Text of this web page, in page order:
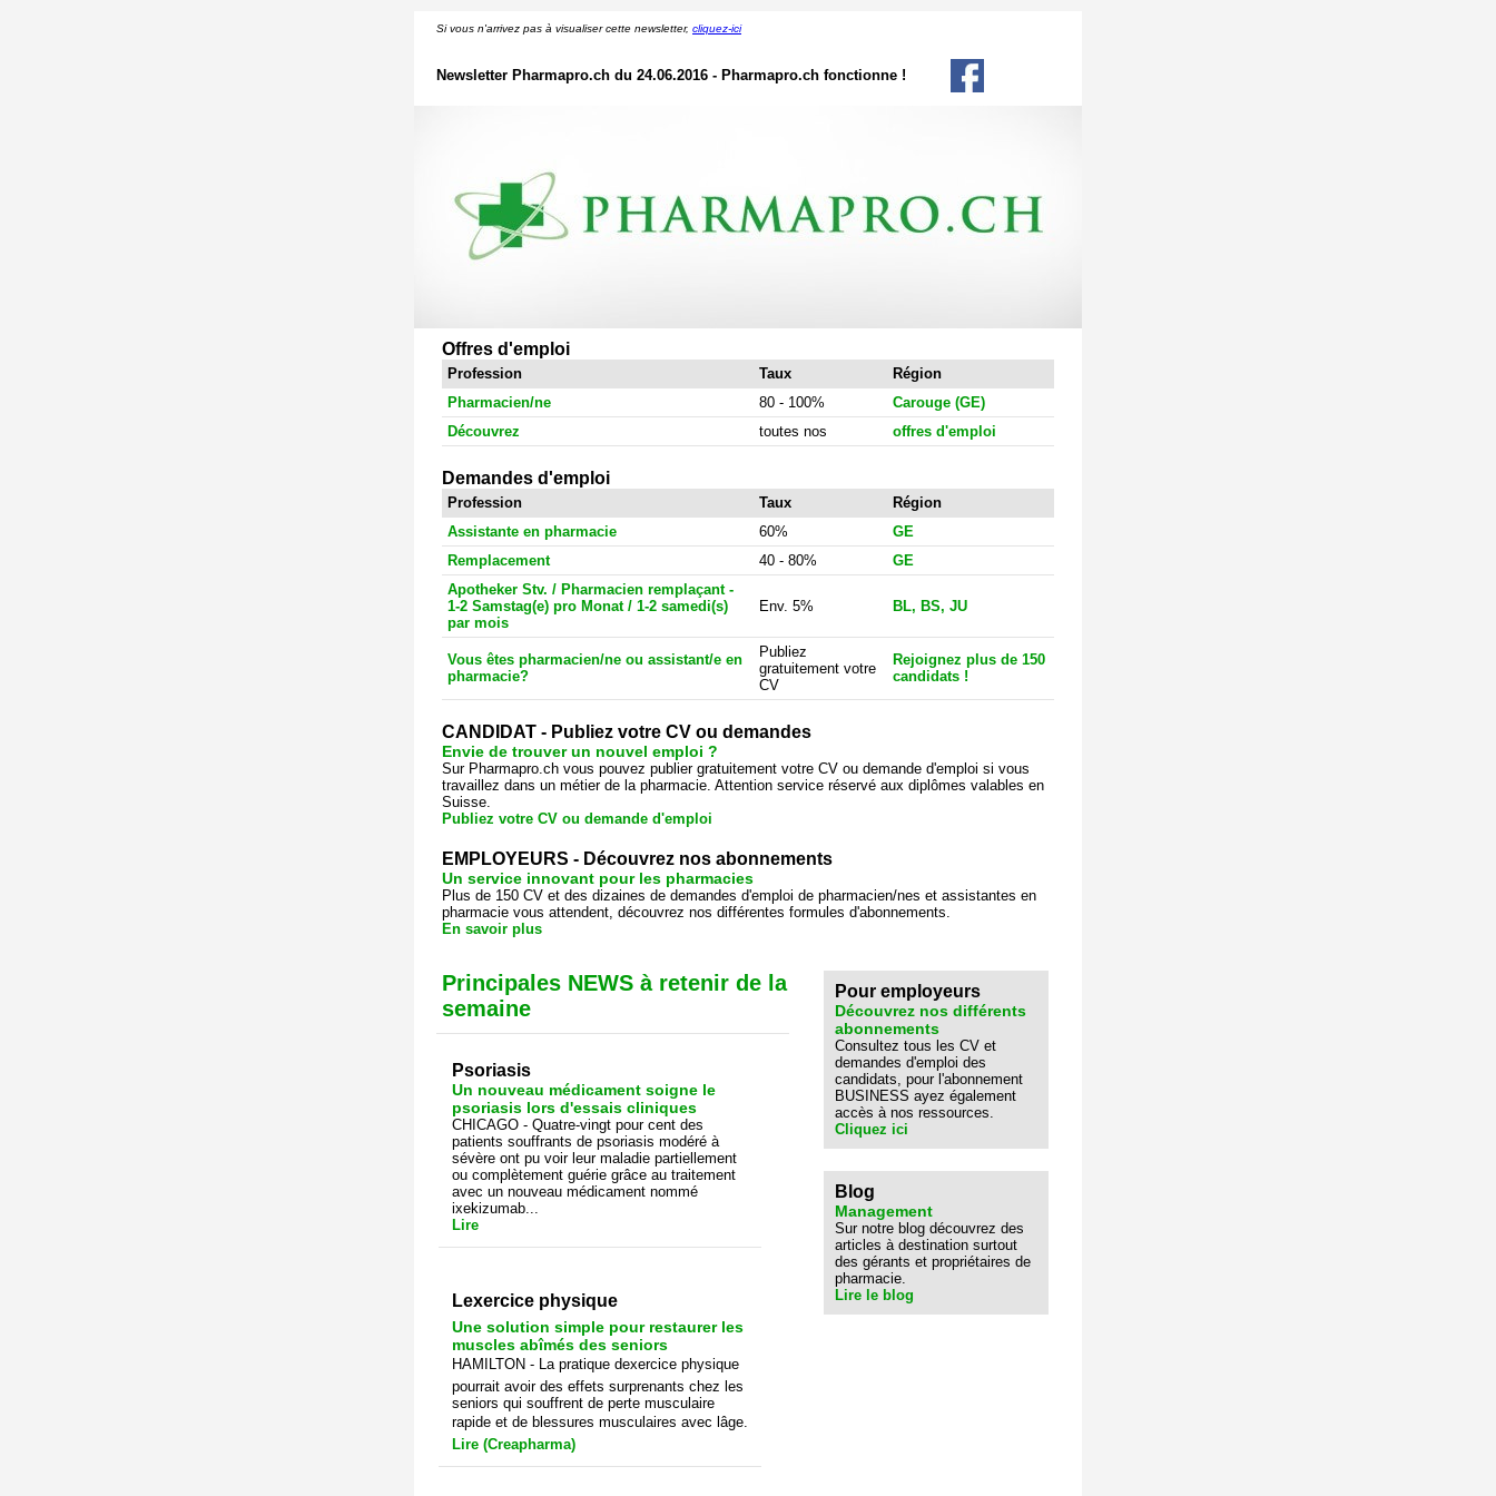
Si vous n'arrivez pas à visualiser cette newsletter, cliquez-ici
Newsletter Pharmapro.ch du 24.06.2016 - Pharmapro.ch fonctionne !
Offres d'emploi
Profession Taux
Région
Pharmacien/ne
80 - 100%
Carouge (GE)
Découvrez
toutes nos offres d'emploi
Demandes d'emploi
Profession Taux
Région
Assistante en pharmacie
60%
GE
Remplacement
40 - 80%
GE
Apotheker Stv. / Pharmacien remplaçant -
1-2 Samstag(e) pro Monat / 1-2 samedi(s)
par mois
Env. 5% BL, BS, JU
Vous êtes pharmacien/ne ou assistant/e en
pharmacie?
Publiez
gratuitement votre
CV
Rejoignez plus de 150
candidats !
CANDIDAT - Publiez votre CV ou demandes
Envie de trouver un nouvel emploi ?
Sur Pharmapro.ch vous pouvez publier gratuitement votre CV ou demande d'emploi si vous
travaillez dans un métier de la pharmacie. Attention service réservé aux diplômes valables en
Suisse.
Publiez votre CV ou demande d'emploi
EMPLOYEURS - Découvrez nos abonnements
Un service innovant pour les pharmacies
Plus de 150 CV et des dizaines de demandes d'emploi de pharmacien/nes et assistantes en
pharmacie vous attendent, découvrez nos différentes formules d'abonnements.
En savoir plus
Principales NEWS à retenir de la
semaine
Psoriasis
Un nouveau médicament soigne le
psoriasis lors d'essais cliniques
CHICAGO - Quatre-vingt pour cent des
patients souffrants de psoriasis modéré à
sévère ont pu voir leur maladie partiellement
ou complètement guérie grâce au traitement
avec un nouveau médicament nommé
ixekizumab...
Lire
Lexercice physique
Une solution simple pour restaurer les
muscles abîmés des seniors
HAMILTON - La pratique dexercice physique
pourrait avoir des effets surprenants chez les
seniors qui souffrent de perte musculaire
rapide et de blessures musculaires avec lâge.
Lire (Creapharma)
Pour employeurs
Découvrez nos différents
abonnements
Consultez tous les CV et
demandes d'emploi des
candidats, pour l'abonnement
BUSINESS ayez également
accès à nos ressources.
Cliquez ici
Blog
Management
Sur notre blog découvrez des
articles à destination surtout
des gérants et propriétaires de
pharmacie.
Lire le blog